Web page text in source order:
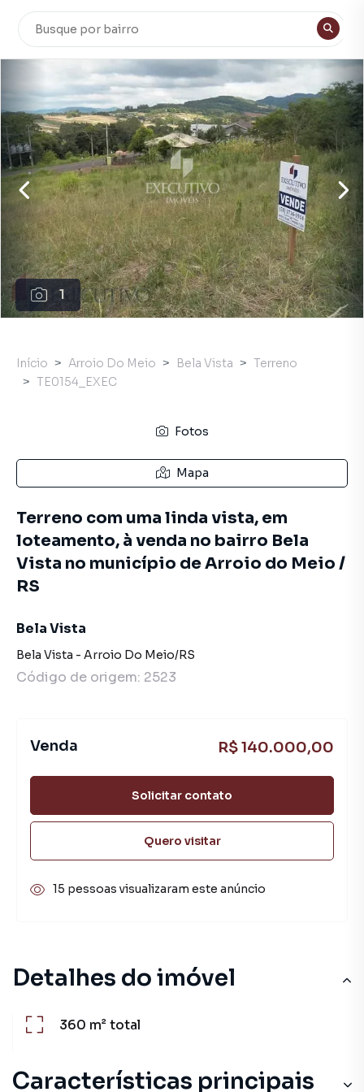
1
Detalhes do imóvel
360 m²total
Características principais
Início Arroio Do Meio Bela Vista
Terreno
TE0154_EXEC
Fotos
Mapa
Terreno com uma linda vista, em
loteamento, à venda no bairro Bela
Vista no município de Arroio do Meio /
RS
Bela Vista
Bela Vista - Arroio Do Meio/RS
Código de origem: 2523
Venda R$ 140.000,00
Solicitar contato
Quero visitar
15 pessoas visualizaram este anúncio